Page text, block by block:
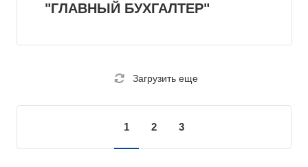
"ГЛАВНЫЙ БУХГАЛТЕР"
Загрузить еще
1 2 3